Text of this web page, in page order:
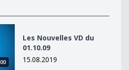
Les Nouvelles VD du
01.10.09
15.08.2019